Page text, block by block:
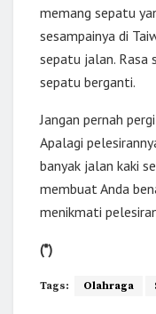
memang sepatu
sesampainya di
sepatu jalan. Rasa
sepatu berganti.
Jangan pernah
Apalagi
banyak jalan kaki
membuat Anda
menikmati
(*)
Tags: Olahraga